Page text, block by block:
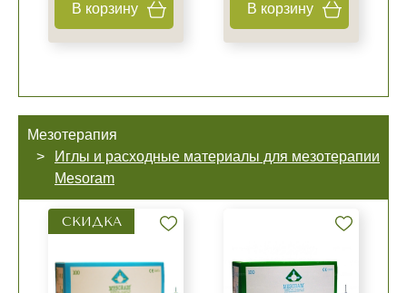
В корзину В корзину
Мезотерапия
Иглы и расходные материалы для мезотерапии
Mesoram
СКИДКА